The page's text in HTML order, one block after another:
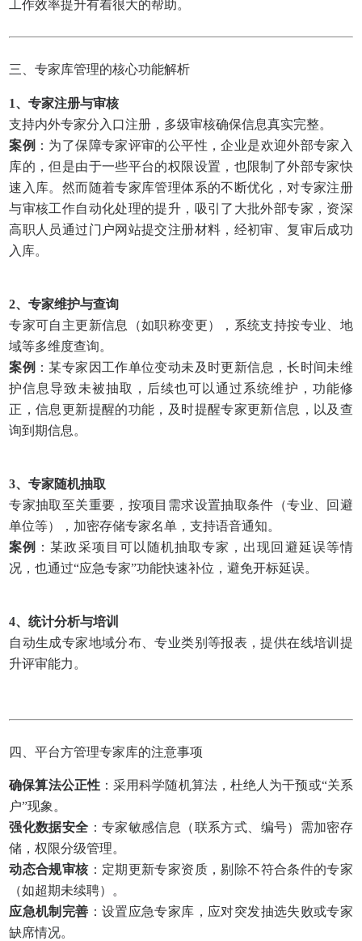
工作效率提升有着很大的帮助。
三、专家库管理的核心功能解析
1、专家注册与审核
支持内外专家分入口注册，多级审核确保信息真实完整。
案例 ：为了保障专家评审的公平性，企业是欢迎外部专家入
库的，但是由于一些平台的权限设置，也限制了外部专家快
速入库。然而随着专家库管理体系的不断优化，对专家注册
与审核工作自动化处理的提升，吸引了大批外部专家，资深
高职人员通过门户网站提交注册材料，经初审、复审后成功
入库。
2、专家维护与查询
专家可自主更新信息（如职称变更），系统支持按专业、地
域等多维度查询。
案例 ：某专家因工作单位变动未及时更新信息，长时间未维
护信息导致未被抽取，后续也可以通过系统维护，功能修
正，信息更新提醒的功能，及时提醒专家更新信息，以及查
询到期信息。
3、专家随机抽取
专家抽取至关重要，按项目需求设置抽取条件（专业、回避
单位等），加密存储专家名单，支持语音通知。
案例
：某政采项目可以随机抽取专家，出现回避延误等情
况，也通过“应急专家”功能快速补位，避免开标延误。
4、统计分析与培训
自动生成专家地域分布、专业类别等报表，提供在线培训提
升评审能力。
四、平台方管理专家库的注意事项
确保算法公正性：采用科学随机算法，杜绝人为干预或“关系
户”现象。
强化数据安全 ：专家敏感信息（联系方式、编号）需加密存
储，权限分级管理。
动态合规审核：定期更新专家资质，剔除不符合条件的专家
（如超期未续聘）。
应急机制完善 ：设置应急专家库，应对突发抽选失败或专家
缺席情况。